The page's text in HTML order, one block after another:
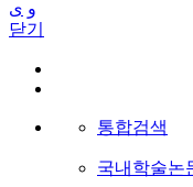
و ی
닫기
통합검색
국내학술논